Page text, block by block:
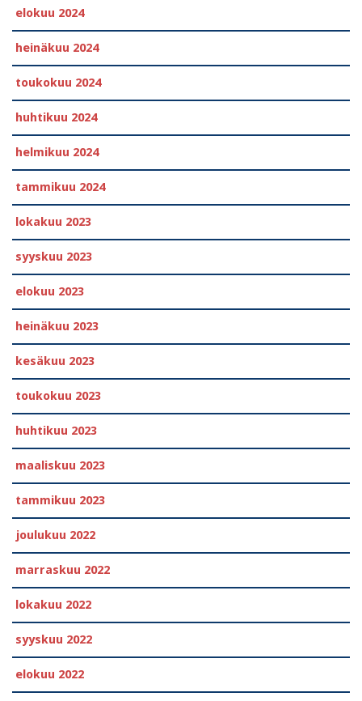
elokuu 2024
heinäkuu 2024
toukokuu 2024
huhtikuu 2024
helmikuu 2024
tammikuu 2024
lokakuu 2023
syyskuu 2023
elokuu 2023
heinäkuu 2023
kesäkuu 2023
toukokuu 2023
huhtikuu 2023
maaliskuu 2023
tammikuu 2023
joulukuu 2022
marraskuu 2022
lokakuu 2022
syyskuu 2022
elokuu 2022